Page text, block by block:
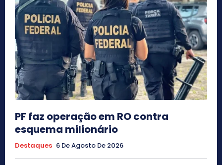
PF faz operação em RO contra
esquema milionário
Destaques 6 De Agosto De 2026